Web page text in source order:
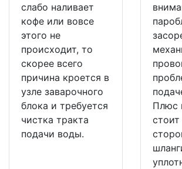
слабо наливает
кофе или вовсе
этого не
происходит, то
скорее всего
причина кроется в
узле заварочного
блока и требуется
чистка тракта
подачи воды.
Плюс